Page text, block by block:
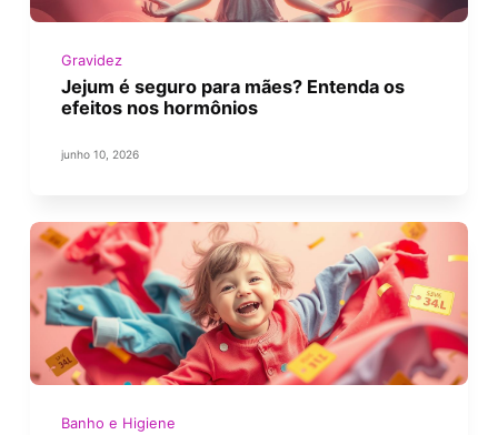
Gravidez
Jejum é seguro para mães? Entenda os
efeitos nos hormônios
junho 10, 2026
Banho e Higiene